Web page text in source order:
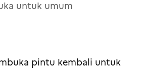
untuk umum
pintu kembali untuk